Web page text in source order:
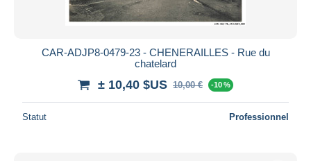
CAR-ADJP8-0479-23 - CHENERAILLES - Rue du
chatelard
± 10,40 $US 10,00 € -10 %
Statut Professionnel